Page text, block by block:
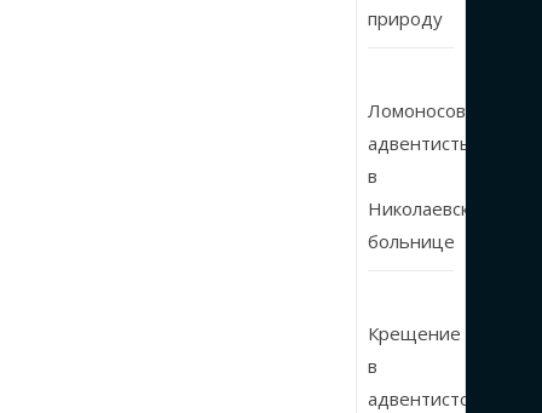
природу
Ломоносовские
адвентисты
в
Николаевской
больнице
Крещение
в
адвентистской